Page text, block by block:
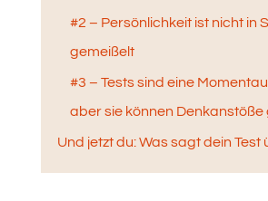
#2 – Persönlichkeit ist nicht in
gemeißelt
#3 – Tests sind eine
aber sie können Denkanstöße
Und jetzt du: Was sagt dein Test